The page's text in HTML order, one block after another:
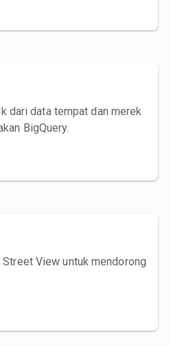
dari data tempat dan merek
BigQuery.
Street View untuk mendorong